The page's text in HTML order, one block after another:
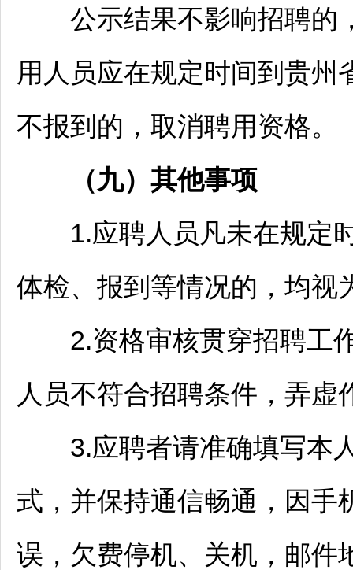
公示结果不影响招聘的
用人员应在规定时间到贵州
不报到的，取消聘用资格。
（九）其他事项
1.应聘人员凡未在规定时
体检、报到等情况的，均视
2.资格审核贯穿招聘工
人员不符合招聘条件，弄虚
3.应聘者请准确填写本人
式，并保持通信畅通，因手
误，欠费停机、关机，邮件